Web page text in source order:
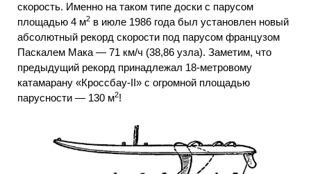
скорость. Именно на таком типе доски с парусом
площадью 4 м2 в июле 1986 года был установлен новый
абсолютный рекорд скорости под парусом французом
Паскалем Мака — 71 км/ч (38,86 узла). Заметим, что
предыдущий рекорд принадлежал 18-метровому
катамарану «Кроссбау-II» с огромной площадью
парусности — 130 м2!